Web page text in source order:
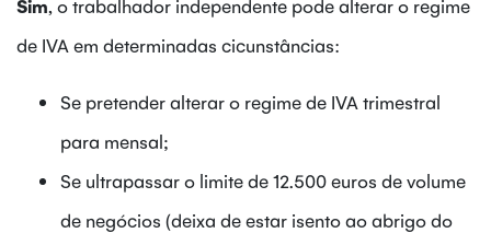
Sim, o trabalhador independente pode alterar o regime
de IVA em determinadas cicunstâncias:
Se pretender alterar o regime de IVA trimestral
para mensal;
Se ultrapassar o limite de 12.500 euros de volume
de negócios (deixa de estar isento ao abrigo do